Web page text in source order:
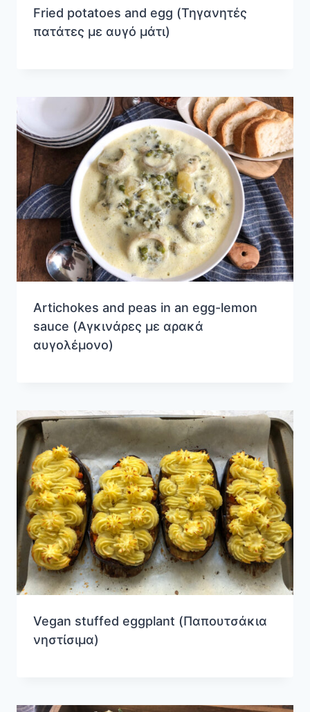
Fried potatoes and egg (Τηγανητές
πατάτες με αυγό μάτι)
Artichokes and peas in an egg-lemon
sauce (Αγκινάρες με αρακά
αυγολέμονο)
Vegan stuffed eggplant (Παπουτσάκια
νηστίσιμα)